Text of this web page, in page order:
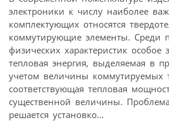
электроники к числу наиболее
комплектующих относятся
коммутирующие элементы. Среди
физических характеристик особое
тепловая энергия, выделяемая в
учетом величины коммутируемых
соответствующая тепловая
существенной величины.
решается установко...